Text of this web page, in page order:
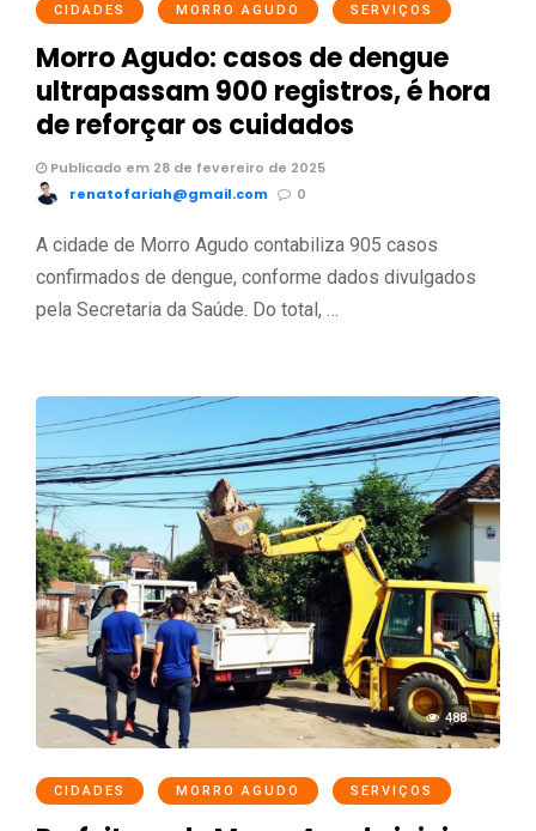
CIDADES MORRO AGUDO SERVIÇOS
Morro Agudo: casos de dengue
ultrapassam 900 registros, é hora
de reforçar os cuidados
Publicado em 28 de fevereiro de 2025
renatofariah@gmail.com
0
A cidade de Morro Agudo contabiliza 905 casos
confirmados de dengue, conforme dados divulgados
pela Secretaria da Saúde. Do total, …
488
CIDADES MORRO AGUDO SERVIÇOS